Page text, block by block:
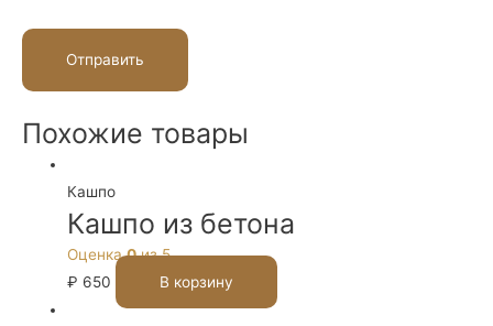
Похожие товары
Кашпо
Кашпо из бетона
Оценка0из 5
₽ 650 В корзину